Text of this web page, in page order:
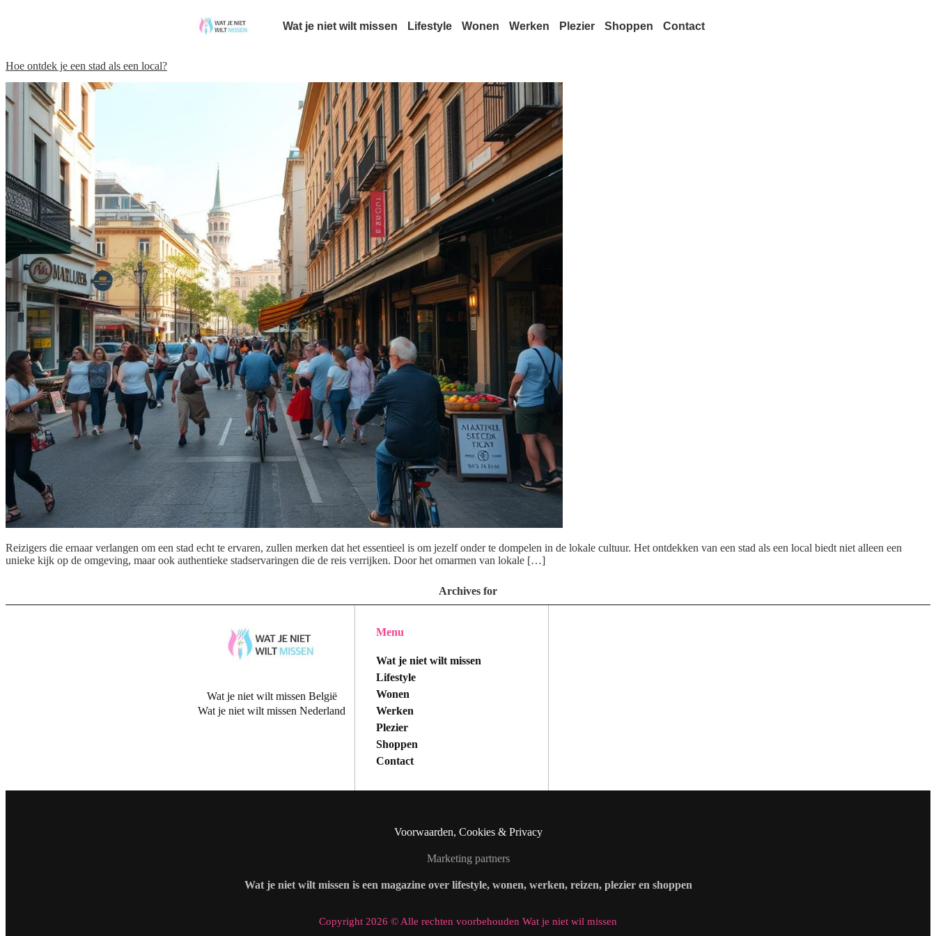
Wat je niet wilt missen Lifestyle Wonen Werken Plezier Shoppen Contact
Hoe ontdek je een stad als een local?
Reizigers die ernaar verlangen om een stad echt te ervaren, zullen merken dat het essentieel is om jezelf onder te dompelen in de lokale cultuur. Het ontdekken van een stad als een local biedt niet alleen een
unieke kijk op de omgeving, maar ook authentieke stadservaringen die de reis verrijken. Door het omarmen van lokale […]
Archives for
Wat je niet wilt missen België
Wat je niet wilt missen Nederland
Menu
Wat je niet wilt missen
Lifestyle
Wonen
Werken
Plezier
Shoppen
Contact
Voorwaarden, Cookies & Privacy
Marketing partners
Wat je niet wilt missen is een magazine over lifestyle, wonen, werken, reizen, plezier en shoppen
Copyright 2026 © Alle rechten voorbehouden Wat je niet wil missen